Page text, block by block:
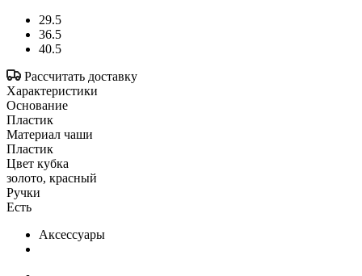
29.5
36.5
40.5
Рассчитать доставку
Характеристики
Основание
Пластик
Материал чаши
Пластик
Цвет кубка
золото, красный
Ручки
Есть
Аксессуары